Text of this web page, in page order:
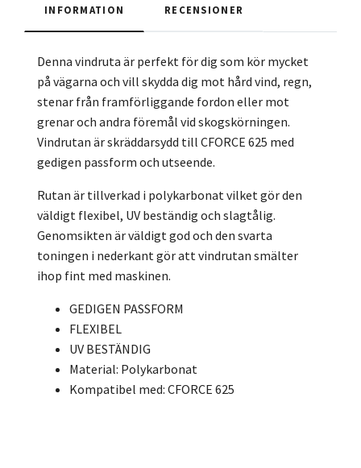
INFORMATION RECENSIONER
Denna vindruta är perfekt för dig som kör mycket
på vägarna och vill skydda dig mot hård vind, regn,
stenar från framförliggande fordon eller mot
grenar och andra föremål vid skogskörningen.
Vindrutan är skräddarsydd till CFORCE 625 med
gedigen passform och utseende.
Rutan är tillverkad i polykarbonat vilket gör den
väldigt flexibel, UV beständig och slagtålig.
Genomsikten är väldigt god och den svarta
toningen i nederkant gör att vindrutan smälter
ihop fint med maskinen.
GEDIGEN PASSFORM
FLEXIBEL
UV BESTÄNDIG
Material: Polykarbonat
Kompatibel med: CFORCE 625